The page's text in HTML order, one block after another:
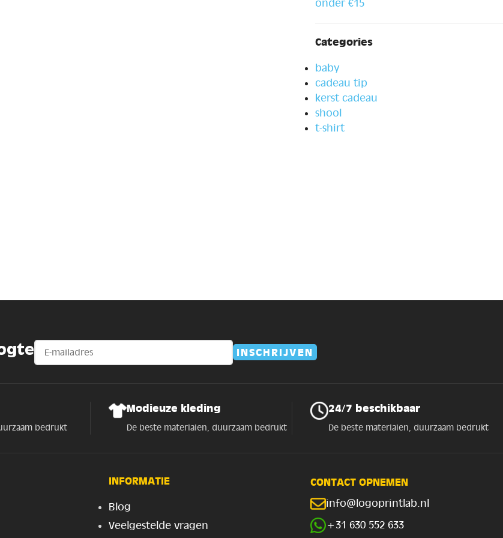
onder €15
Categories
baby
cadeau tip
kerst cadeau
shool
t-shirt
bedrukt
Modieuze kleding
De beste materialen, duurzaam bedrukt
24/7 beschikbaar
De beste materialen, duurzaam bedrukt
INFORMATIE
Blog
Veelgestelde vragen
CONTACT OPNEMEN
info@logoprintlab.nl
+31 630 552 633